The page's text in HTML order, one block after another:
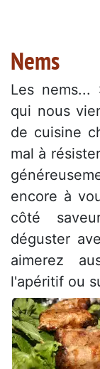
Nems
Les nems...
qui nous
de cuisine
mal à
encore à
côté
déguster
aimerez
l'apéritif ou